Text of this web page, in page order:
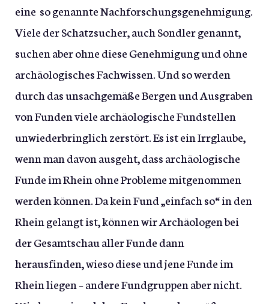
eine so genannte Nachforschungsgenehmigung.
Viele der Schatzsucher, auch Sondler genannt,
suchen aber ohne diese Genehmigung und ohne
archäologisches Fachwissen. Und so werden
durch das unsachgemäße Bergen und Ausgraben
von Funden viele archäologische Fundstellen
unwiederbringlich zerstört. Es ist ein Irrglaube,
wenn man davon ausgeht, dass archäologische
Funde im Rhein ohne Probleme mitgenommen
werden können. Da kein Fund „einfach so“ in den
Rhein gelangt ist, können wir Archäologen bei
der Gesamtschau aller Funde dann
herausfinden, wieso diese und jene Funde im
Rhein liegen – andere Fundgruppen aber nicht.